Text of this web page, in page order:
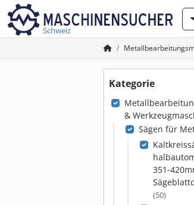
Schweiz
Kategorie
&
Sägen für
351-
(50)